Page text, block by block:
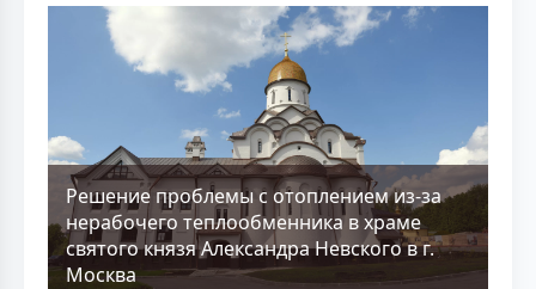
Решение проблемы с отоплением из-за
нерабочего теплообменника в храме
святого князя Александра Невского в г.
Москва